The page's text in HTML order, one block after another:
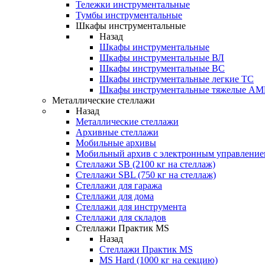
Тележки инструментальные
Тумбы инструментальные
Шкафы инструментальные
Назад
Шкафы инструментальные
Шкафы инструментальные ВЛ
Шкафы инструментальные ВС
Шкафы инструментальные легкие ТС
Шкафы инструментальные тяжелые
Металлические стеллажи
Назад
Металлические стеллажи
Архивные стеллажи
Мобильные архивы
Мобильный архив с электронным
Стеллажи SB (2100 кг на стеллаж)
Стеллажи SBL (750 кг на стеллаж)
Стеллажи для гаража
Стеллажи для дома
Стеллажи для инструмента
Стеллажи для складов
Стеллажи Практик MS
Назад
Стеллажи Практик MS
MS Hard (1000 кг на секцию)